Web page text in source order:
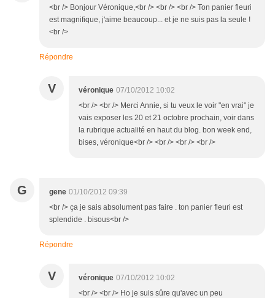
<br /> Bonjour Véronique,<br /> <br /> <br /> Ton panier fleuri
est magnifique, j'aime beaucoup... et je ne suis pas la seule !
<br />
Répondre
V véronique 07/10/2012 10:02
<br /> <br /> Merci Annie, si tu veux le voir "en vrai" je
vais exposer les 20 et 21 octobre prochain, voir dans
la rubrique actualité en haut du blog. bon week end,
bises, véronique<br /> <br /> <br /> <br />
G gene 01/10/2012 09:39
<br /> ça je sais absolument pas faire . ton panier fleuri est
splendide . bisous<br />
Répondre
V véronique 07/10/2012 10:02
<br /> <br /> Ho je suis sûre qu'avec un peu